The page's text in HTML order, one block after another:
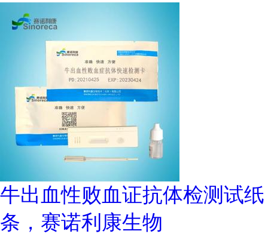
牛出血性败血证抗体检测试纸
条，赛诺利康生物